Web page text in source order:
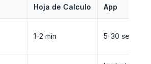
Hoja de Calculo App
1-2 min 5-30 seg